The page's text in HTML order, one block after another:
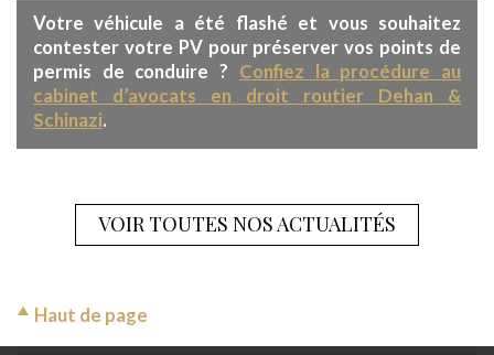
Votre véhicule a été flashé et vous souhaitez
contester votre PV pour préserver vos points de
permis de conduire ? Confiez la procédure au
cabinet d’avocats en droit routier Dehan &
Schinazi.
VOIR TOUTES NOS ACTUALITÉS
Haut de page